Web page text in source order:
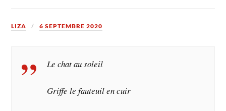
LIZA 6 SEPTEMBRE 2020
Le chat au soleil
Griffe le fauteuil en cuir